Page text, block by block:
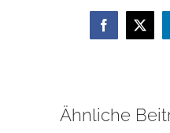
Facebook
X
Ähnliche